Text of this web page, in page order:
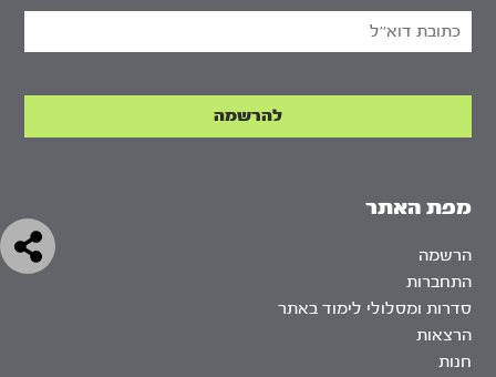
מפת האתר
הרשמה
התחברות
סדרות ומסלולי לימוד באתר
הרצאות
חנות